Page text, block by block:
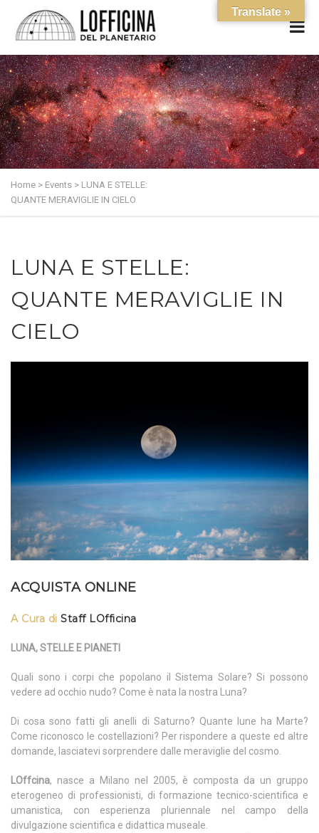
Home > Events > LUNA E STELLE:
QUANTE MERAVIGLIE IN CIELO
LUNA E STELLE:
QUANTE MERAVIGLIE IN
CIELO
ACQUISTA ONLINE
A Cura di Staff LOfficina
LUNA, STELLE E PIANETI
Quali sono i corpi che popolano il Sistema Solare? Si possono
vedere ad occhio nudo? Come è nata la nostra Luna?
Di cosa sono fatti gli anelli di Saturno? Quante lune ha Marte?
Come riconosco le costellazioni? Per rispondere a queste ed altre
domande, lasciatevi sorprendere dalle meraviglie del cosmo.
LOffcina, nasce a Milano nel 2005, è composta da un gruppo
eterogeneo di professionisti, di formazione tecnico-scientifica e
umanistica, con esperienza pluriennale nel campo della
divulgazione scientifica e didattica museale.
Translate »